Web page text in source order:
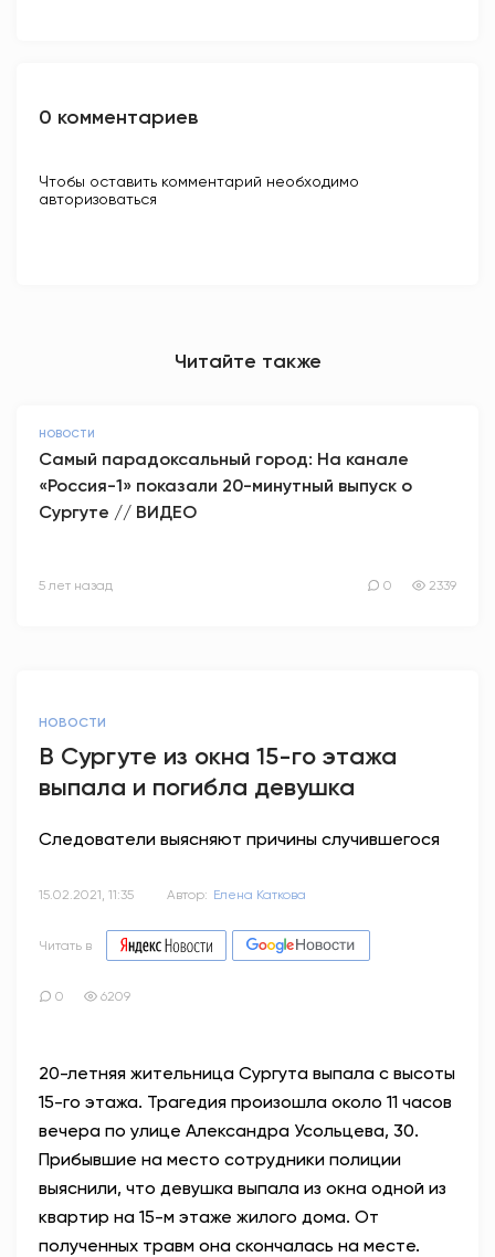
0 комментариев
Чтобы оставить комментарий необходимо
авторизоваться
Читайте также
НОВОСТИ
Самый парадоксальный город: На канале
«Россия-1» показали 20-минутный выпуск о
Сургуте // ВИДЕО
5 лет назад 0 2339
НОВОСТИ
В Сургуте из окна 15-го этажа
выпала и погибла девушка
Следователи выясняют причины случившегося
15.02.2021, 11:35 Автор: Елена Каткова
Читать в
0 6209
20-летняя жительница Сургута выпала с высоты
15-го этажа. Трагедия произошла около 11 часов
вечера по улице Александра Усольцева, 30.
Прибывшие на место сотрудники полиции
выяснили, что девушка выпала из окна одной из
квартир на 15-м этаже жилого дома. От
полученных травм она скончалась на месте.